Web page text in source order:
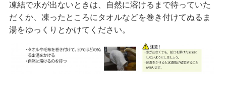
凍結で水が出ないときは、自然に溶けるまで待っていた
だくか、凍ったところにタオルなどを巻き付けてぬるま
湯をゆっくりとかけてください。